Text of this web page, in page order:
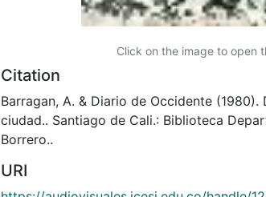
Click on the image to open
Citation
Barragan, A. & Diario de Occidente
ciudad.. Santiago de Cali.: Biblioteca
Borrero..
URI